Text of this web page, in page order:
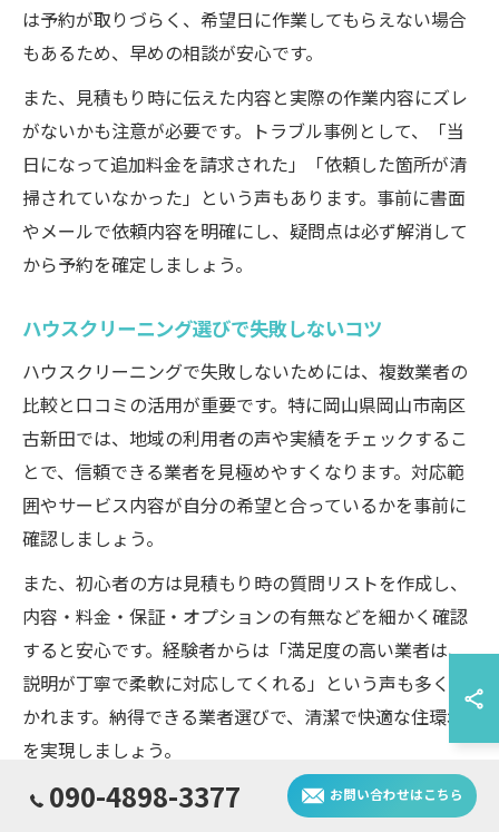
は予約が取りづらく、希望日に作業してもらえない場合
もあるため、早めの相談が安心です。
また、見積もり時に伝えた内容と実際の作業内容にズレ
がないかも注意が必要です。トラブル事例として、「当
日になって追加料金を請求された」「依頼した箇所が清
掃されていなかった」という声もあります。事前に書面
やメールで依頼内容を明確にし、疑問点は必ず解消して
から予約を確定しましょう。
ハウスクリーニング選びで失敗しないコツ
ハウスクリーニングで失敗しないためには、複数業者の
比較と口コミの活用が重要です。特に岡山県岡山市南区
古新田では、地域の利用者の声や実績をチェックするこ
とで、信頼できる業者を見極めやすくなります。対応範
囲やサービス内容が自分の希望と合っているかを事前に
確認しましょう。
また、初心者の方は見積もり時の質問リストを作成し、
内容・料金・保証・オプションの有無などを細かく確認
すると安心です。経験者からは「満足度の高い業者は、
説明が丁寧で柔軟に対応してくれる」という声も多く聞
かれます。納得できる業者選びで、清潔で快適な住環境
を実現しましょう。
090-4898-3377 お問い合わせはこちら